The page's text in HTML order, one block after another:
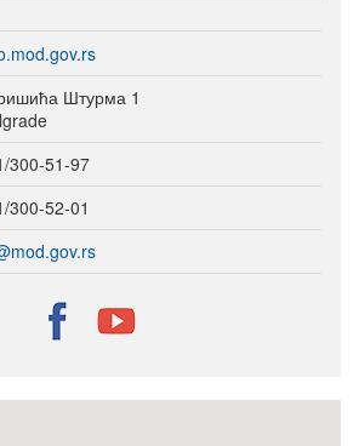
Штурма 1
300-51-97
300-52-01